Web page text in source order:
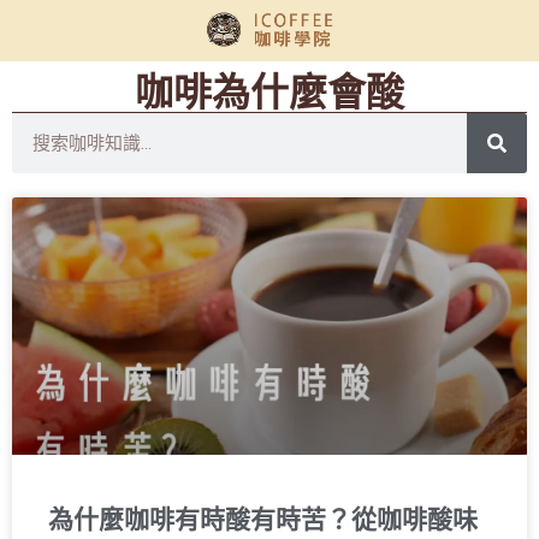
咖啡為什麼會酸
為什麼咖啡有時酸有時苦？從咖啡酸味